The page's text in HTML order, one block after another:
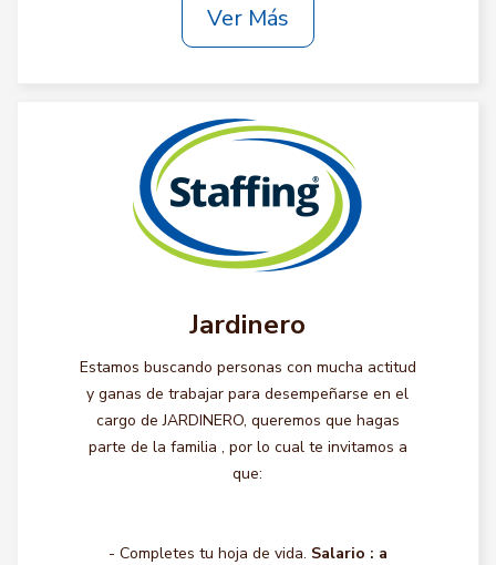
Ver Más
Jardinero
Estamos buscando personas con mucha actitud
y ganas de trabajar para desempeñarse en el
cargo de JARDINERO, queremos que hagas
parte de la familia , por lo cual te invitamos a
que:
- Completes tu hoja de vida. Salario : a